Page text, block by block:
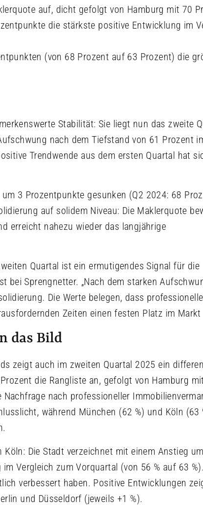
auf, dicht gefolgt von Hamburg mit 70
die stärkste positive Entwicklung im
(von 68 Prozent auf 63 Prozent) die
Stabilität: Sie liegt nun das zweite
nach dem Tiefstand von 61 Prozent
Trendwende aus dem ersten Quartal hat
3 Prozentpunkte gesunken (Q2 2024: 68
auf solidem Niveau: Die Maklerquote
erreicht nahezu wieder das langjährige
Quartal ist ein ermutigendes Signal für die
bei Sprengnetter. „Nach dem starken
Die Werte belegen, dass professionelle
Zeiten einen festen Platz im Markt
das Bild
zeigt auch im zweiten Quartal 2025 ein
die Rangliste an, gefolgt von Hamburg
nach professioneller
während München (62 %) und Köln (63
Die Stadt verzeichnet mit einem Anstieg
Vergleich zum Vorquartal (von 56 % auf 63
verbessert haben. Positive Entwicklungen
und Düsseldorf (jeweils +1 %).